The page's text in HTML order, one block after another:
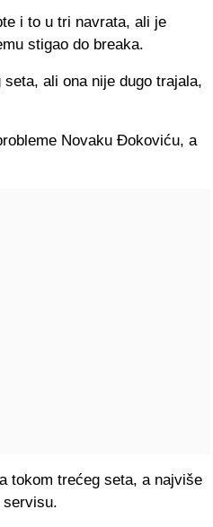
i to u tri navrata, ali je
stigao do breaka.
ali ona nije dugo trajala,
Novaku Đokoviću, a
tokom trećeg seta, a najviše